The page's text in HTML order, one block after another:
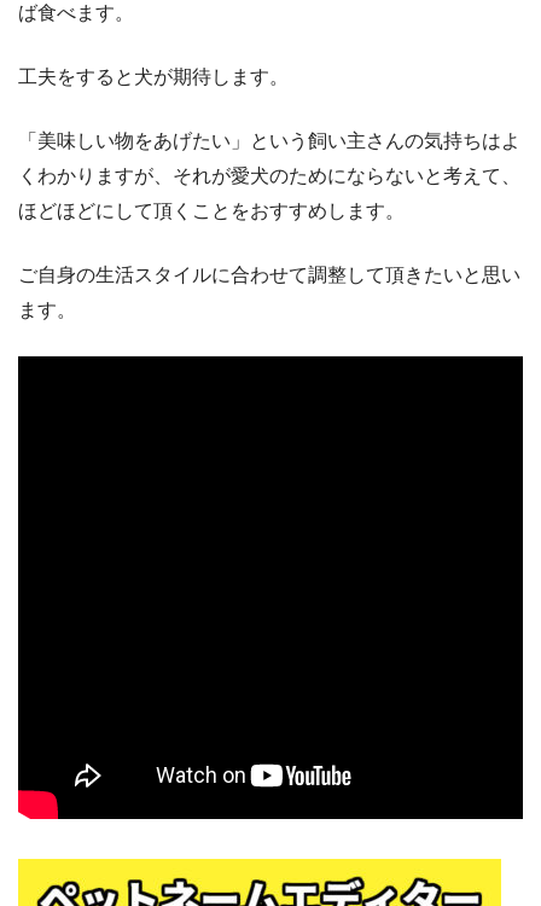
ば食べます。
工夫をすると犬が期待します。
「美味しい物をあげたい」という飼い主さんの気持ちはよ
くわかりますが、それが愛犬のためにならないと考えて、
ほどほどにして頂くことをおすすめします。
ご自身の生活スタイルに合わせて調整して頂きたいと思い
ます。